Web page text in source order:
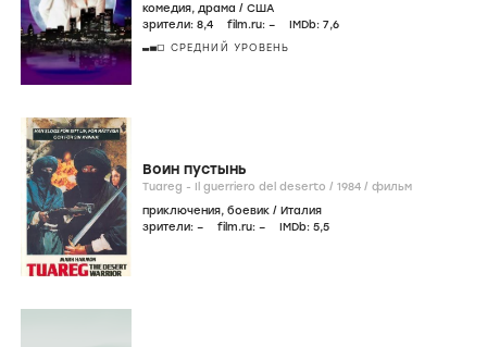
комедия, драма / США
зрители: 8,4 film.ru: – IMDb: 7,6
СРЕДНИЙ УРОВЕНЬ
Воин пустынь
Tuareg - Il guerriero del deserto / 1984 / фильм
приключения, боевик / Италия
зрители: – film.ru: – IMDb: 5,5